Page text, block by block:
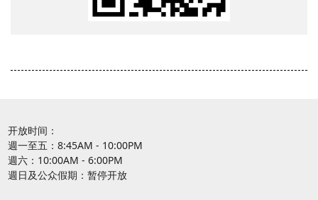
开放时间：
週一至五：8:45AM - 10:00PM
週六：10:00AM - 6:00PM
週日及公众假期：暂停开放